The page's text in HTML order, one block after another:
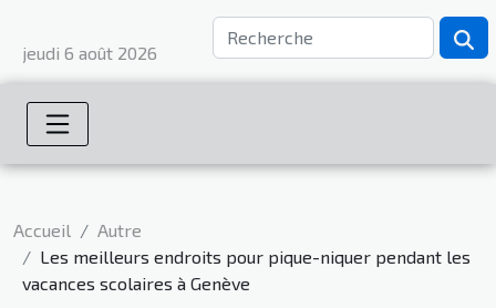
jeudi 6 août 2026
Accueil
Autre
Les meilleurs endroits pour pique-niquer pendant les
vacances scolaires à Genève